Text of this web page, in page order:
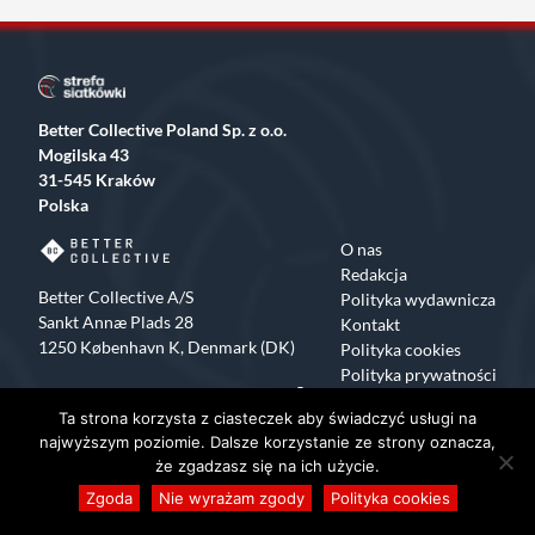
Better Collective Poland Sp. z o.o.
Mogilska 43
31-545 Kraków
Polska
Better Collective A/S
Sankt Annæ Plads 28
1250 København K, Denmark (DK)
O nas
Redakcja
Polityka wydawnicza
Kontakt
Polityka cookies
Polityka prywatności
Facebook
X Instagram
TikTok
Copyrights 2015-2024 Strefa Siatkówki All rights reserved
Ta strona korzysta z ciasteczek aby świadczyć usługi na
najwyższym poziomie. Dalsze korzystanie ze strony oznacza,
że zgadzasz się na ich użycie.
Zgoda
Nie wyrażam zgody Polityka cookies